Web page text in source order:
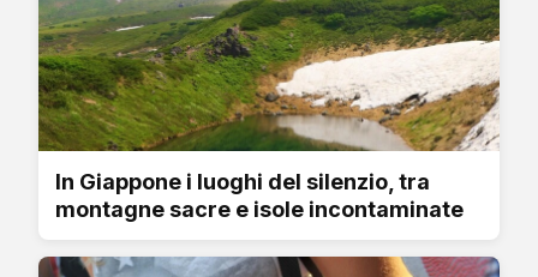
In Giappone i luoghi del silenzio, tra
montagne sacre e isole incontaminate